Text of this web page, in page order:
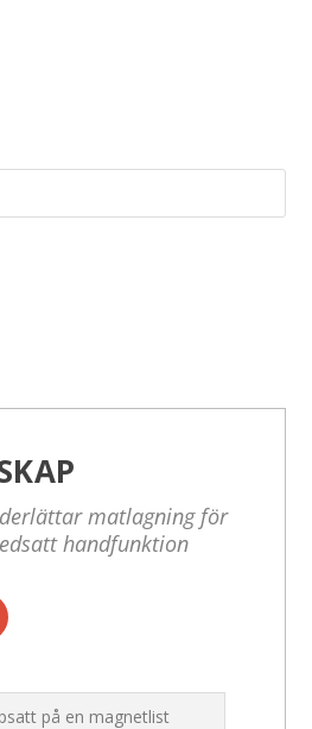
matlagning för
handfunktion